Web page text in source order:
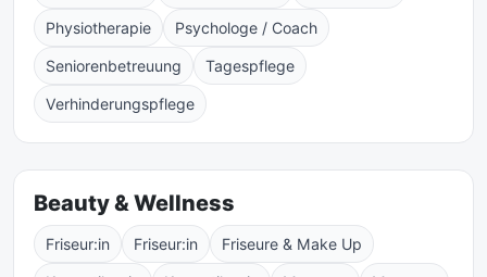
Physiotherapie Psychologe / Coach
Seniorenbetreuung Tagespflege
Verhinderungspflege
Beauty & Wellness
Friseur:in Friseur:in Friseure & Make Up